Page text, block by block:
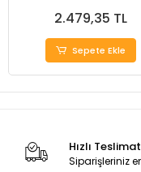
2.479,35 TL
Sepete Ekle
Hızlı Teslimat
Siparişleriniz